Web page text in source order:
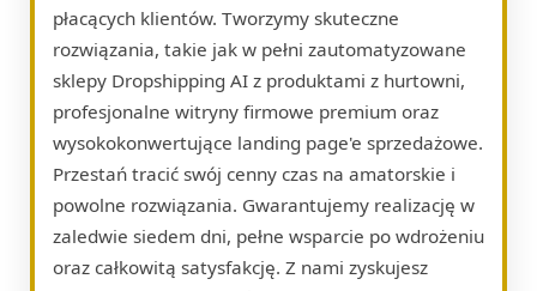
płacących klientów. Tworzymy skuteczne
rozwiązania, takie jak w pełni zautomatyzowane
sklepy Dropshipping AI z produktami z hurtowni,
profesjonalne witryny firmowe premium oraz
wysokokonwertujące landing page'e sprzedażowe.
Przestań tracić swój cenny czas na amatorskie i
powolne rozwiązania. Gwarantujemy realizację w
zaledwie siedem dni, pełne wsparcie po wdrożeniu
oraz całkowitą satysfakcję. Z nami zyskujesz